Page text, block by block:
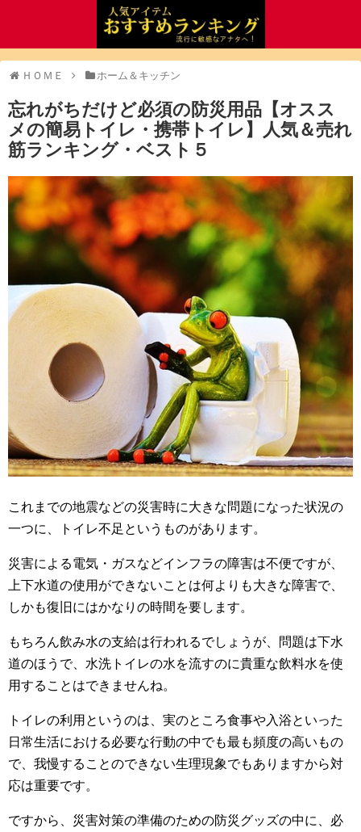
ＨＯＭＥ ホーム＆キッチン
忘れがちだけど必須の防災用品【オスス
メの簡易トイレ・携帯トイレ】人気＆売れ
筋ランキング・ベスト５
これまでの地震などの災害時に大きな問題になった状況の
一つに、トイレ不足というものがあります。
災害による電気・ガスなどインフラの障害は不便ですが、
上下水道の使用ができないことは何よりも大きな障害で、
しかも復旧にはかなりの時間を要します。
もちろん飲み水の支給は行われるでしょうが、問題は下水
道のほうで、水洗トイレの水を流すのに貴重な飲料水を使
用することはできませんね。
トイレの利用というのは、実のところ食事や入浴といった
日常生活における必要な行動の中でも最も頻度の高いもの
で、我慢することのできない生理現象でもありますから対
応は重要です。
ですから、災害対策の準備のための防災グッズの中に、必